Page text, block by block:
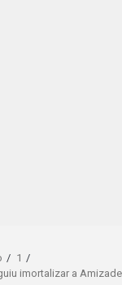
1
imortalizar a Amizade